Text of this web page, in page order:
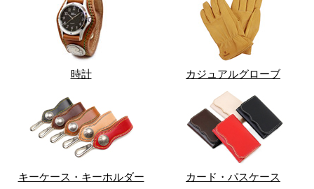
時計 カジュアルグローブ
キーケース・キーホルダー カード・パスケース